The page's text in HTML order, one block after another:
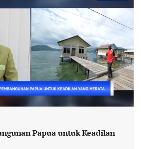
Papua untuk Keadilan